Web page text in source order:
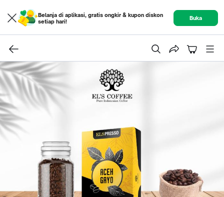
Belanja di aplikasi, gratis ongkir & kupon diskon
setiap hari!
Buka